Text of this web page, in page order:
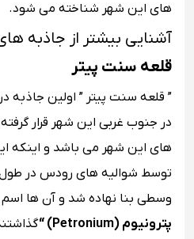
های این شهر شناخته می شود.
آشنایی بیشتر از جاذبه
قلعه سنت پیتر
” قلعه سنت پیتر ” اولین
در جنوب غربی این شهر قرار
توسط شوالیه های رودس در
وسطی بنا نهاده شد و آن ها اسم
پترونیوم (Petronium) “